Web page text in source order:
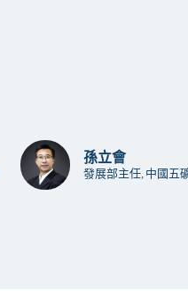
孫立會
發展部主任, 中國五